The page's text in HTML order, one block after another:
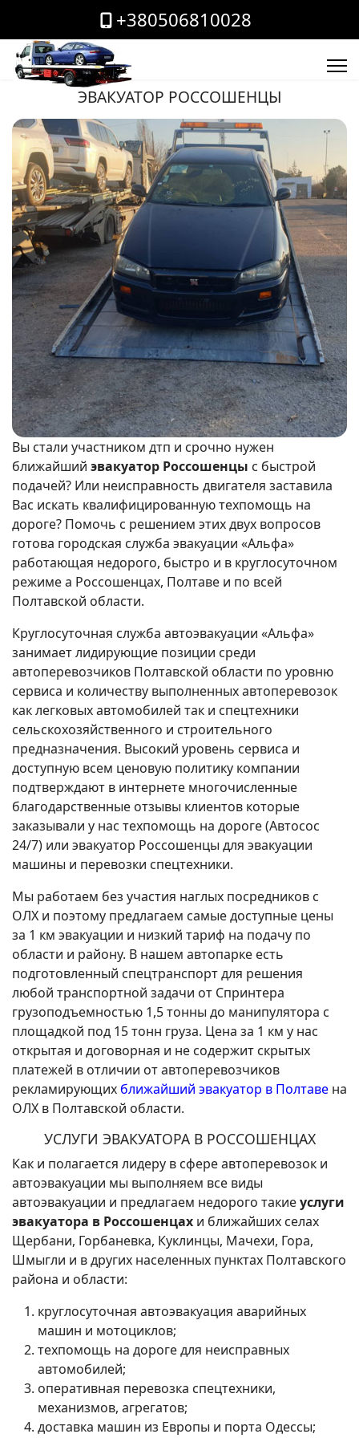
+380506810028
ЭВАКУАТОР РОССОШЕНЦЫ
Вы стали участником дтп и срочно нужен
ближайший эвакуатор Россошенцы с быстрой
подачей? Или неисправность двигателя заставила
Вас искать квалифицированную техпомощь на
дороге? Помочь с решением этих двух вопросов
готова городская служба эвакуации «Альфа»
работающая недорого, быстро и в круглосуточном
режиме а Россошенцах, Полтаве и по всей
Полтавской области.
Круглосуточная служба автоэвакуации «Альфа»
занимает лидирующие позиции среди
автоперевозчиков Полтавской области по уровню
сервиса и количеству выполненных автоперевозок
как легковых автомобилей так и спецтехники
сельскохозяйственного и строительного
предназначения. Высокий уровень сервиса и
доступную всем ценовую политику компании
подтверждают в интернете многочисленные
благодарственные отзывы клиентов которые
заказывали у нас техпомощь на дороге (Автосос
24/7) или эвакуатор Россошенцы для эвакуации
машины и перевозки спецтехники.
Мы работаем без участия наглых посредников с
ОЛХ и поэтому предлагаем самые доступные цены
за 1 км эвакуации и низкий тариф на подачу по
области и району. В нашем автопарке есть
подготовленный спецтранспорт для решения
любой транспортной задачи от Спринтера
грузоподъемностью 1,5 тонны до манипулятора с
площадкой под 15 тонн груза. Цена за 1 км у нас
открытая и договорная и не содержит скрытых
платежей в отличии от автоперевозчиков
рекламирующих ближайший эвакуатор в Полтаве на
ОЛХ в Полтавской области.
УСЛУГИ ЭВАКУАТОРА В РОССОШЕНЦАХ
Как и полагается лидеру в сфере автоперевозок и
автоэвакуации мы выполняем все виды
автоэвакуации и предлагаем недорого такиеуслуги
эвакуатора в Россошенцах и ближайших селах
Щербани, Горбаневка, Куклинцы, Мачехи, Гора,
Шмыгли и в других населенных пунктах Полтавского
района и области:
круглосуточная автоэвакуация аварийных
машин и мотоциклов;
техпомощь на дороге для неисправных
автомобилей;
оперативная перевозка спецтехники,
механизмов, агрегатов;
доставка машин из Европы и порта Одессы;